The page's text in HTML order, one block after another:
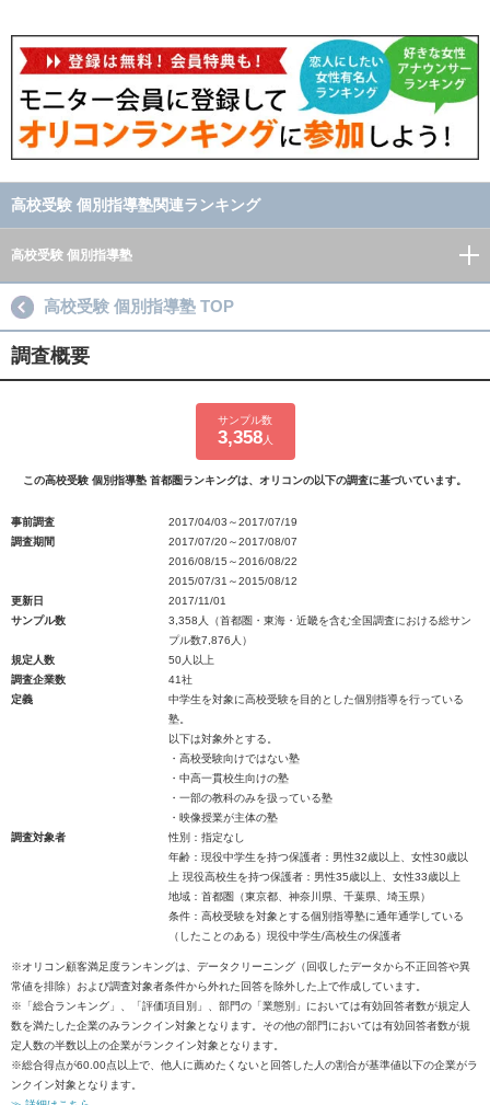
高校受験 個別指導塾関連ランキング
高校受験 個別指導塾
高校受験 個別指導塾 TOP
調査概要
サンプル数
3,358人
この高校受験 個別指導塾 首都圏ランキングは、オリコンの以下の調査に基づいています。
事前調査
2017/04/03～2017/07/19
調査期間
2017/07/20～2017/08/07
2016/08/15～2016/08/22
2015/07/31～2015/08/12
更新日
2017/11/01
サンプル数
3,358人（首都圏・東海・近畿を含む全国調査における総サン
プル数7,876人）
規定人数
50人以上
調査企業数
41社
定義
中学生を対象に高校受験を目的とした個別指導を行っている
塾。
以下は対象外とする。
・高校受験向けではない塾
・中高一貫校生向けの塾
・一部の教科のみを扱っている塾
・映像授業が主体の塾
調査対象者
性別：指定なし
年齢：現役中学生を持つ保護者：男性32歳以上、女性30歳以
上 現役高校生を持つ保護者：男性35歳以上、女性33歳以上
地域：首都圏（東京都、神奈川県、千葉県、埼玉県）
条件：高校受験を対象とする個別指導塾に通年通学している
（したことのある）現役中学生/高校生の保護者
※オリコン顧客満足度ランキングは、データクリーニング（回収したデータから不正回答や異
常値を排除）および調査対象者条件から外れた回答を除外した上で作成しています。
※「総合ランキング」、「評価項目別」、部門の「業態別」においては有効回答者数が規定人
数を満たした企業のみランクイン対象となります。その他の部門においては有効回答者数が規
定人数の半数以上の企業がランクイン対象となります。
※総合得点が60.00点以上で、他人に薦めたくないと回答した人の割合が基準値以下の企業がラ
ンクイン対象となります。